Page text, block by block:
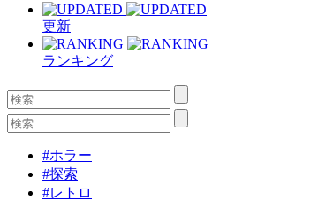
更新
ランキング
#ホラー
#探索
#レトロ